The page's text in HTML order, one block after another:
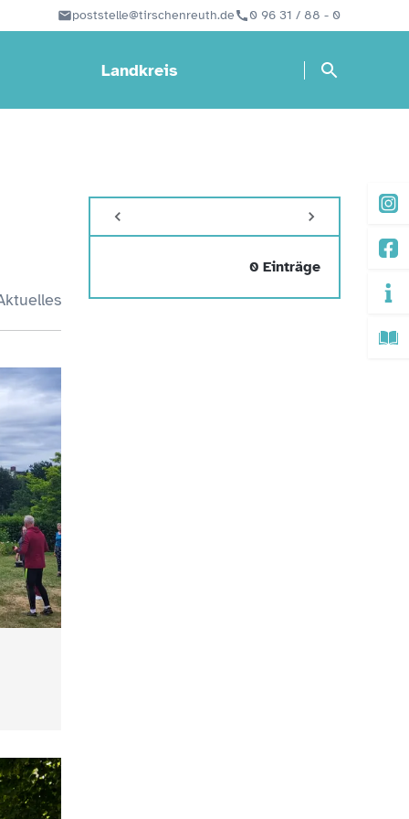
poststelle@tirschenreuth.de 0 96 31 / 88 - 0
Landkreis
0 Einträge